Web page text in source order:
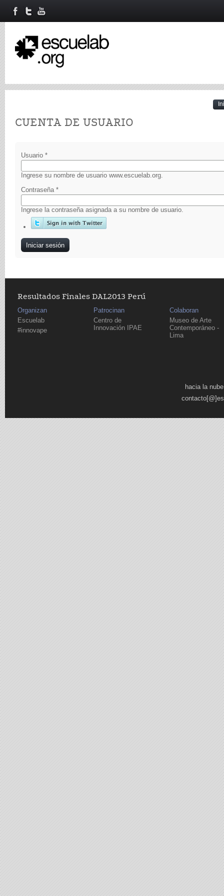
CUENTA DE USUARIO
Usuario *
Ingrese su nombre de usuario www.escuelab.org.
Contraseña *
Ingrese la contraseña asignada a su nombre de usuario.
Resultados Finales DAL2013 Perú
Organizan
Escuelab
#innovape
Patrocinan
Centro de
Innovación IPAE
Colaboran
Museo de Arte
Contemporáneo -
Lima
hacia la